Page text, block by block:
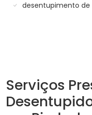
desentupimento de
Serviços